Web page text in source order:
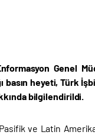
Genel
basın heyeti, Türk
bilgilendirildi.
ve Latin